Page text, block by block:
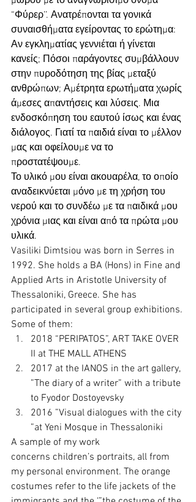
“Φύρερ’’. Ανατρέπονται τα γονικά
συναισθήματα εγείροντας το ερώτημα:
Αν εγκληματίας γεννιέται ή γίνεται
κανείς; Πόσοι παράγοντες συμβάλλουν
στην πυροδότηση της βίας μεταξύ
ανθρώπων; Αμέτρητα ερωτήματα χωρίς
άμεσες απαντήσεις και λύσεις. Μια
ενδοσκόπηση του εαυτού ίσως και ένας
διάλογος. Γιατί τα παιδιά είναι το μέλλον
μας και οφείλουμε να το
προστατέψουμε.
Το υλικό μου είναι ακουαρέλα, το οποίο
αναδεικνύεται μόνο με τη χρήση του
νερού και το συνδέω με τα παιδικά μου
χρόνια μιας και είναι από τα πρώτα μου
υλικά.
Vasiliki Dimtsiou was born in Serres in
1992. She holds a BA (Hons) in Fine and
Applied Arts in Aristotle University of
Thessaloniki, Greece. She has
participated in several group exhibitions.
Some of them:
2018 “PERIPATOS”, ART TAKE OVER
II at THE MALL ATHENS
2017 at the IANOS in the art gallery,
”The diary of a writer” with a tribute
to Fyodor Dostoyevsky
2016 ”Visual dialogues with the city
”at Yeni Mosque in Thessaloniki
A sample of my work
concerns children’s portraits, all from
my personal environment. The orange
costumes refer to the life jackets of the